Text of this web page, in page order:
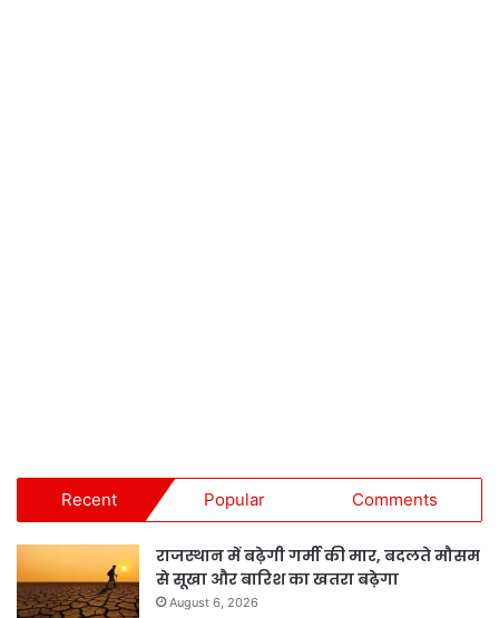
Recent Popular Comments
राजस्थान में बढ़ेगी गर्मी की मार, बदलते मौसम
से सूखा और बारिश का खतरा बढ़ेगा
August 6, 2026